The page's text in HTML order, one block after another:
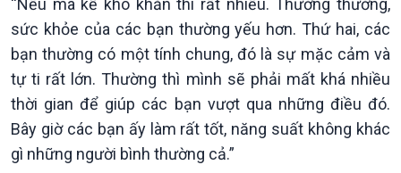
“Nếu mà kể khó khăn thì rất nhiều. Thường thường,
sức khỏe của các bạn thường yếu hơn. Thứ hai, các
bạn thường có một tính chung, đó là sự mặc cảm và
tự ti rất lớn. Thường thì mình sẽ phải mất khá nhiều
thời gian để giúp các bạn vượt qua những điều đó.
Bây giờ các bạn ấy làm rất tốt, năng suất không khác
gì những người bình thường cả.”